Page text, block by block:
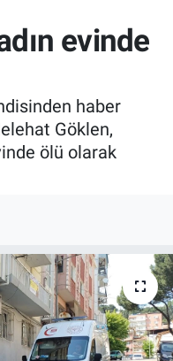
evinde
haber
Göklen,
ölü olarak